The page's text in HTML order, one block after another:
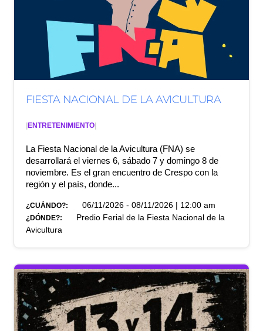
FIESTA NACIONAL DE LA AVICULTURA
ENTRETENIMIENTO
La Fiesta Nacional de la Avicultura (FNA) se
desarrollará el viernes 6, sábado 7 y domingo 8 de
noviembre. Es el gran encuentro de Crespo con la
región y el país, donde...
¿CUÁNDO?: 06/11/2026 - 08/11/2026 | 12:00 am
¿DÓNDE?:
Predio Ferial de la Fiesta Nacional de la
Avicultura